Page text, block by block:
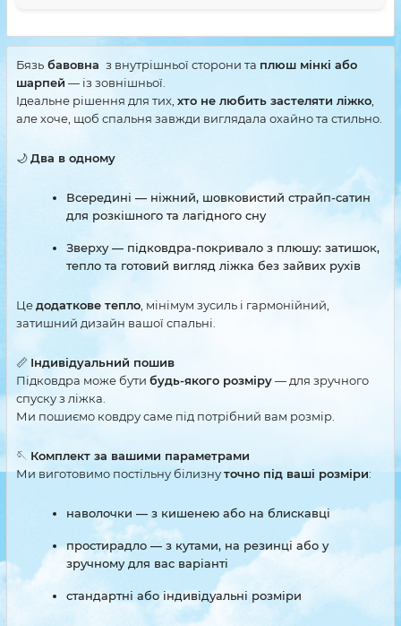
Бязь бавовна з внутрішньої сторони та плюш мінкі або
шарпей — із зовнішньої.
Ідеальне рішення для тих, хто не любить застеляти ліжко
але хоче, щоб спальня завжди виглядала охайно та стильно.
🌙Два в одному
Всередині — ніжний, шовковистий страйп-сатин
для розкішного та лагідного сну
Зверху — підковдра-покривало з плюшу: затишок,
тепло та готовий вигляд ліжка без зайвих рухів
Цедодаткове тепло , мінімум зусиль і гармонійний,
затишний дизайн вашої спальні.
📏 Індивідуальний пошив
Підковдра може бути будь-якого розміру— для зручного
спуску з ліжка.
Ми пошиємо ковдру саме під потрібний вам розмір.
🪡 Комплект за вашими параметрами
Ми виготовимо постільну білизнуточно під ваші розміри:
наволочки — з кишенею або на блискавці
простирадло — з кутами, на резинці або у
зручному для вас варіанті
стандартні або індивідуальні розміри